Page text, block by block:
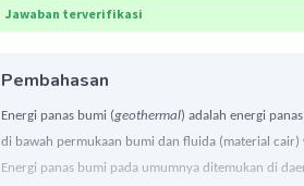
Jawaban terverifikasi
Pembahasan
Energi panas bumi (geothermal) adalah energi
di bawah permukaan bumi dan fluida (material cair)
Energi panas bumi pada umumnya ditemukan di